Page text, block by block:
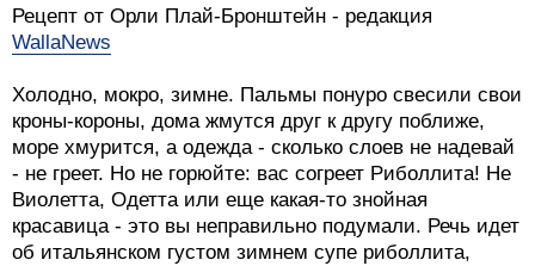
Рецепт от Орли Плай-Бронштейн - редакция
WallaNews
Холодно, мокро, зимне. Пальмы понуро свесили свои
кроны-короны, дома жмутся друг к другу поближе,
море хмурится, а одежда - сколько слоев не надевай
- не греет. Но не горюйте: вас согреет Риболлита! Не
Виолетта, Одетта или еще какая-то знойная
красавица - это вы неправильно подумали. Речь идет
об итальянском густом зимнем супе риболлита,